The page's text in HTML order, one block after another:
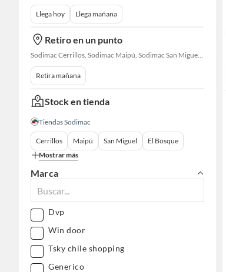
Llega hoy Llega mañana
Retiro en un punto
Sodimac Cerrillos, Sodimac Maipú, Sodimac San Miguel, Sodimac El Bosque, Sodimac San Bernardo, Constructor Cantagallo, Sodimac Talagante, Sodimac San Fernando
Retira mañana
Stock en tienda
Tiendas Sodimac
Cerrillos Maipú San Miguel
El Bosque
Mostrar más
Marca
Dvp
Win door
Tsky chile shopping
Generico